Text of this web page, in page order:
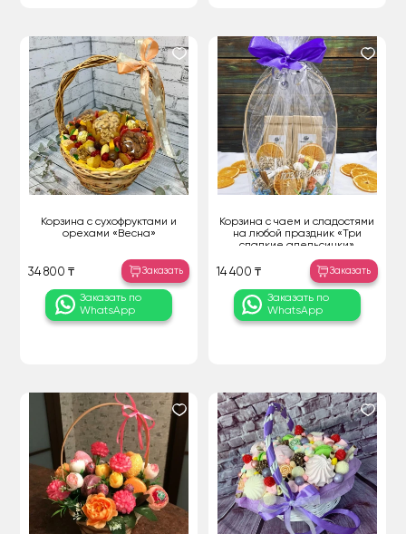
Корзина с сухофруктами и
орехами «Весна»
34 800 ₸ Заказать
Заказать по
WhatsApp
Корзина с чаем и сладостями
на любой праздник «Три
сладкие апельсинки»
14 400 ₸ Заказать
Заказать по
WhatsApp